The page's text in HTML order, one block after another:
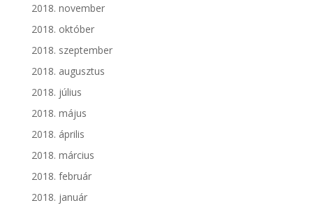
2018. november
2018. október
2018. szeptember
2018. augusztus
2018. július
2018. május
2018. április
2018. március
2018. február
2018. január